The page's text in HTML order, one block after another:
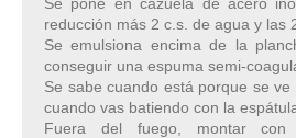
reducción más 2 c.s. de agua y las
Se emulsiona encima de la
conseguir una espuma semi-
Se sabe cuando está porque se
cuando vas batiendo con la
Fuera del fuego, montar con